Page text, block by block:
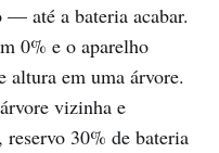
— até a bateria acabar.
0% e o aparelho
altura em uma árvore.
vizinha e
reservo 30% de bateria